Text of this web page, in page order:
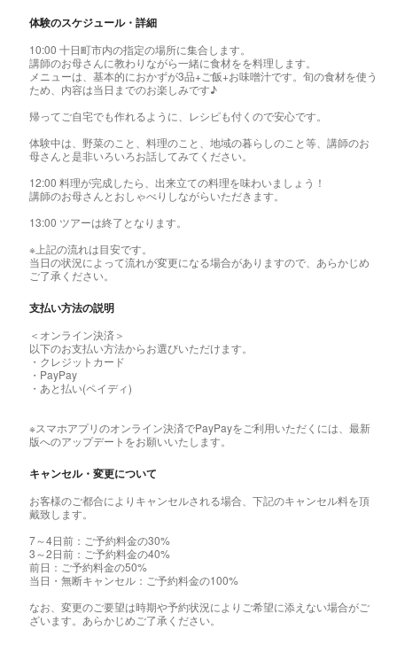
体験のスケジュール・詳細
10:00 十日町市内の指定の場所に集合します。
講師のお母さんに教わりながら一緒に食材をを料理します。
メニューは、基本的におかずが3品+ご飯+お味噌汁です。旬の食材を使う
ため、内容は当日までのお楽しみです♪
帰ってご自宅でも作れるように、レシピも付くので安心です。
体験中は、野菜のこと、料理のこと、地域の暮らしのこと等、講師のお
母さんと是非いろいろお話してみてください。
12:00 料理が完成したら、出来立ての料理を味わいましょう！
講師のお母さんとおしゃべりしながらいただきます。
13:00 ツアーは終了となります。
※上記の流れは目安です。
当日の状況によって流れが変更になる場合がありますので、あらかじめ
ご了承ください。
支払い方法の説明
＜オンライン決済＞
以下のお支払い方法からお選びいただけます。
・クレジットカード
・PayPay
・あと払い(ペイディ)
※スマホアプリのオンライン決済でPayPayをご利用いただくには、最新
版へのアップデートをお願いいたします。
キャンセル・変更について
お客様のご都合によりキャンセルされる場合、下記のキャンセル料を頂
戴致します。
7～4日前：ご予約料金の30%
3～2日前：ご予約料金の40%
前日：ご予約料金の50%
当日・無断キャンセル：ご予約料金の100%
なお、変更のご要望は時期や予約状況によりご希望に添えない場合がご
ざいます。あらかじめご了承ください。